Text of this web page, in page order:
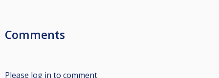
Comments
Please log in to comment